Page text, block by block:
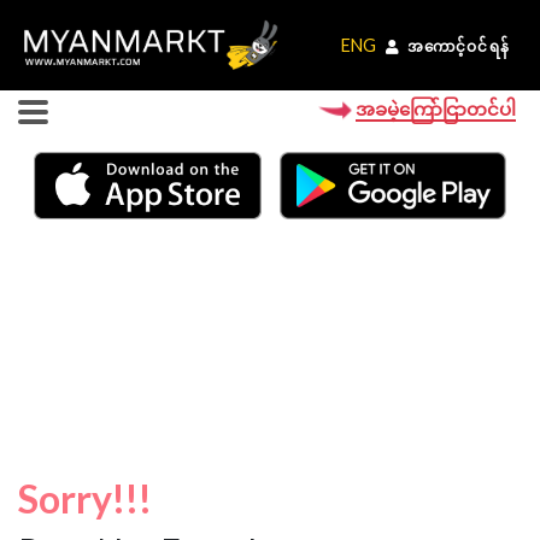
ENG အကောင့်ဝင်ရန်
ENG အကောင့်ဝင်ရန်
အခမဲ့ကြော်ငြာတင်ပါ
Sorry!!!